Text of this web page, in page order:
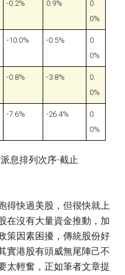
-0.2% 0.9%
0.
0%
-10.0% -0.5%
0.
0%
-0.8% -3.8%
0.
0%
-7.6% -26.4%
0.
0%
息排列次序-截止
得快過美股，但很快就上
在沒有大量資金推動，加
策因素困擾，傳統股份好
實港股有頭威無尾陣己不
太輕奮，正如筆者文章提